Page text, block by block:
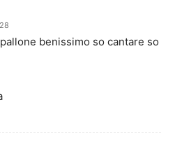
benissimo so cantare so